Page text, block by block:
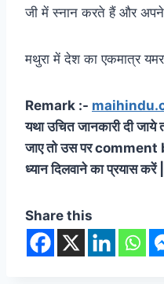
जी में स्नान करते हैं और अपने
मथुरा में देश का एकमात्र
Remark :-
यथा उचित जानकारी दी जाये
जाए तो उस पर comment
ध्यान दिलवाने का प्रयास करें |
Share this